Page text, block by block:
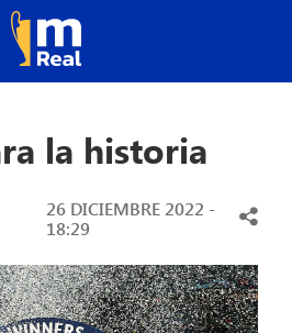
la historia
26 DICIEMBRE 2022 -
18:29